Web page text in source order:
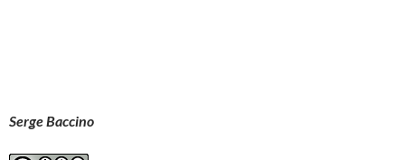
Serge Baccino